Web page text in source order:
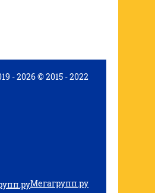
- 2026 © 2015 - 2022
Мегагрупп.ру